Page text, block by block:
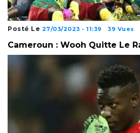
Posté Le 27/03/2023 - 11:39 39 Vues
Cameroun : Wooh Quitte Le